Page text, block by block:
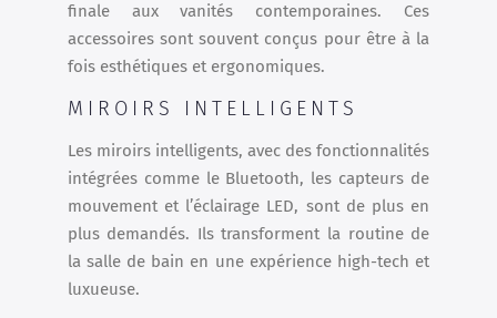
finale aux vanités contemporaines. Ces
accessoires sont souvent conçus pour être à la
fois esthétiques et ergonomiques.
MIROIRS INTELLIGENTS
Les miroirs intelligents, avec des fonctionnalités
intégrées comme le Bluetooth, les capteurs de
mouvement et l’éclairage LED, sont de plus en
plus demandés. Ils transforment la routine de
la salle de bain en une expérience high-tech et
luxueuse.